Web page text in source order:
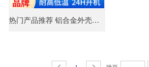
热门产品推荐 铝合金外壳工控盒子 工业迷你电脑主机 应用广阔